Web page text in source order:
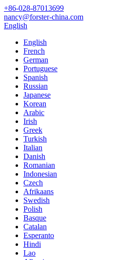
+86-028-87013699
nancy@forster-china.com
English
English
French
German
Portuguese
Spanish
Russian
Japanese
Korean
Arabic
Irish
Greek
Turkish
Italian
Danish
Romanian
Indonesian
Czech
Afrikaans
Swedish
Polish
Basque
Catalan
Esperanto
Hindi
Lao